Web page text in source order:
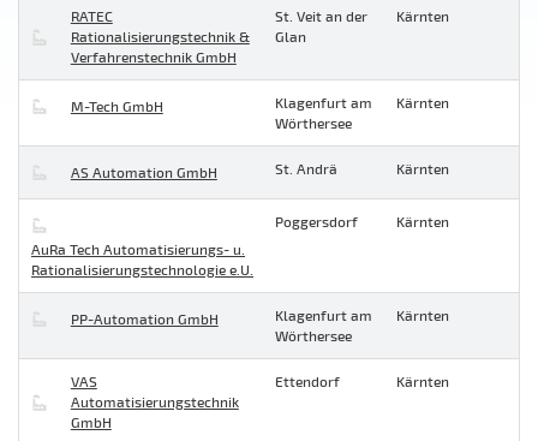
RATEC
Rationalisierungstechnik &
Verfahrenstechnik GmbH
St. Veit an der
Glan
Kärnten
M-Tech GmbH
Klagenfurt am
Wörthersee
Kärnten
AS Automation GmbH St. Andrä Kärnten
AuRa Tech Automatisierungs- u.
Rationalisierungstechnologie e.U.
Poggersdorf Kärnten
PP-Automation GmbH
Klagenfurt am
Wörthersee
Kärnten
VAS
Automatisierungstechnik
GmbH
Ettendorf Kärnten